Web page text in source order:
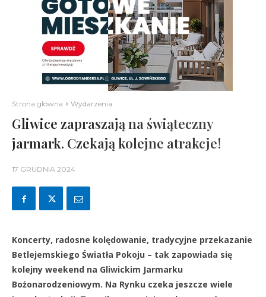
Strona główna Wydarzenia
Gliwice zapraszają na świąteczny
jarmark. Czekają kolejne atrakcje!
17 GRUDNIA 2024
Koncerty, radosne kolędowanie, tradycyjne przekazanie
Betlejemskiego Światła Pokoju – tak zapowiada się
kolejny weekend na Gliwickim Jarmarku
Bożonarodzeniowym. Na Rynku czeka jeszcze wiele